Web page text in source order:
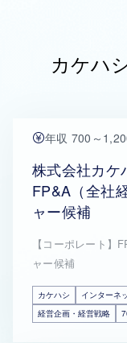
カケハ
年収 700～
株式会社カケ
FP&A（全社
ャー候補
【コーポレート】
ャー候補
カケハシ
インターネ
経営企画・経営戦略